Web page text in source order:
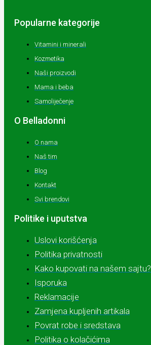
Popularne kategorije
Vitamini i minerali
Kozmetika
Naši proizvodi
Mama i beba
Samoliječenje
O Belladonni
O nama
Naš tim
Blog
Kontakt
Svi brendovi
Politike i uputstva
Uslovi korišćenja
Politika privatnosti
Kako kupovati na našem sajtu?
Isporuka
Reklamacije
Zamjena kupljenih artikala
Povrat robe i sredstava
Politika o kolačićima